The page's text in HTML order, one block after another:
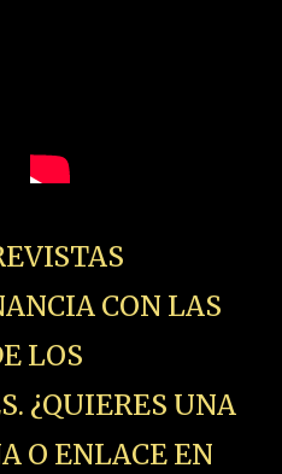
CON LAS
LOS
¿QUIERES UNA
O ENLACE EN